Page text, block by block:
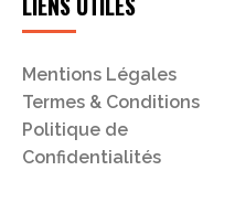
Mentions Légales
Termes & Conditions
Politique de
Confidentialités